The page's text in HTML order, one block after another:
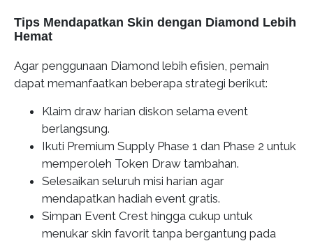
Tips Mendapatkan Skin dengan Diamond Lebih
Hemat
Agar penggunaan Diamond lebih efisien, pemain
dapat memanfaatkan beberapa strategi berikut:
Klaim draw harian diskon selama event
berlangsung.
Ikuti Premium Supply Phase 1 dan Phase 2 untuk
memperoleh Token Draw tambahan.
Selesaikan seluruh misi harian agar
mendapatkan hadiah event gratis.
Simpan Event Crest hingga cukup untuk
menukar skin favorit tanpa bergantung pada